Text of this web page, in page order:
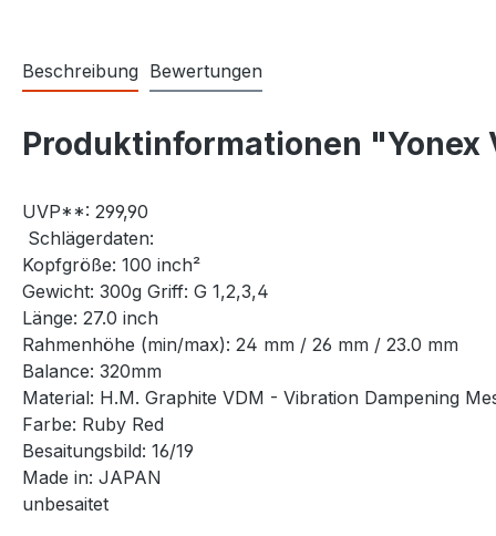
Beschreibung Bewertungen
Produktinformationen "Yonex
UVP**: 299,90
Schlägerdaten:
Kopfgröße: 100 inch²
Gewicht: 300g Griff: G 1,2,3,4
Länge: 27.0 inch
Rahmenhöhe (min/max): 24 mm / 26 mm / 23.0 mm
Balance: 320mm
Material: H.M. Graphite VDM - Vibration Dampening
Farbe: Ruby Red
Besaitungsbild: 16/19
Made in: JAPAN
unbesaitet